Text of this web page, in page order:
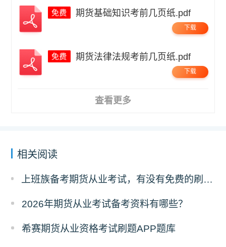
期货基础知识考前几页纸.pdf
下载
期货法律法规考前几页纸.pdf
下载
查看更多
相关阅读
上班族备考期货从业考试，有没有免费的刷题 APP 可以推荐？
2026年期货从业考试备考资料有哪些？
希赛期货从业资格考试刷题APP题库